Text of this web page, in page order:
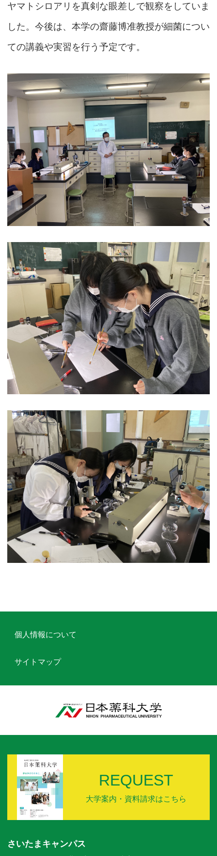
ヤマトシロアリを真剣な眼差しで観察をしていま
した。今後は、本学の齋藤博准教授が細菌につい
ての講義や実習を行う予定です。
個人情報について
サイトマップ
REQUEST
大学案内・資料請求はこちら
さいたまキャンパス